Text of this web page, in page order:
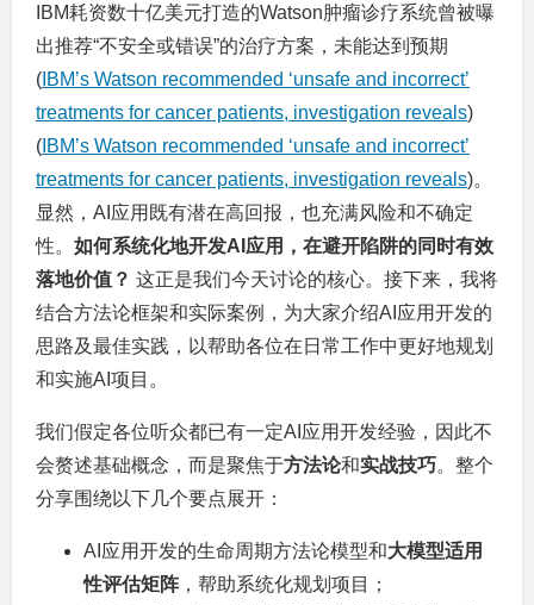
IBM耗资数十亿美元打造的Watson肿瘤诊疗系统曾被曝
出推荐“不安全或错误”的治疗方案，未能达到预期
( IBM’s Watson recommended ‘unsafe and incorrect’
treatments for cancer patients, investigation reveals)
( IBM’s Watson recommended ‘unsafe and incorrect’
treatments for cancer patients, investigation reveals)。
显然，AI应用既有潜在高回报，也充满风险和不确定
性。 如何系统化地开发AI应用，在避开陷阱的同时有效
落地价值？ 这正是我们今天讨论的核心。接下来，我将
结合方法论框架和实际案例，为大家介绍AI应用开发的
思路及最佳实践，以帮助各位在日常工作中更好地规划
和实施AI项目。
我们假定各位听众都已有一定AI应用开发经验，因此不
会赘述基础概念，而是聚焦于方法论和实战技巧。整个
分享围绕以下几个要点展开：
AI应用开发的生命周期方法论模型和大模型适用
性评估矩阵，帮助系统化规划项目；